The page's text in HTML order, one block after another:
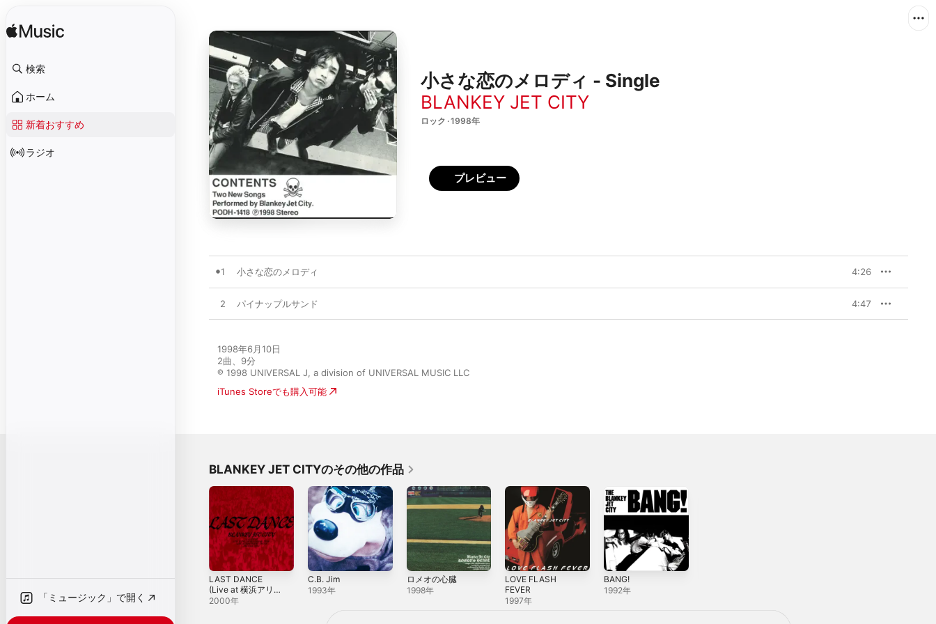
検索
ホーム
新着おすすめ
ラジオ
「ミュージック」で開く
小さな恋のメロディ - Single
BLANKEY JET CITY
ロック · 1998年
プレビュー
1 小さな恋のメロディ 4:26
2 パイナップルサンド 4:47
1998年6月10日
2曲、9分
℗ 1998 UNIVERSAL J, a division of UNIVERSAL MUSIC LLC
iTunes Storeでも購入可能
BLANKEY JET CITYのその他の作品
LAST DANCE
(Live at 横浜アリ
ーナ / 2000年7月8
2000年
C.B. Jim
1993年
ロメオの心臓
1998年
LOVE FLASH
FEVER
1997年
BANG!
1992年